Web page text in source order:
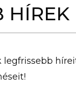
HÍREK
legfrissebb